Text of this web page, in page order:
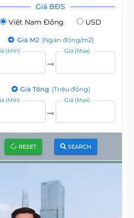
Giá BĐS
Việt Nam Đồng
USD
Giá M2 (Ngàn đồng/m2)
(Min) Giá (Max)
Giá Tổng (Triệu đồng)
(Min) Giá (Max)
RESET SEARCH